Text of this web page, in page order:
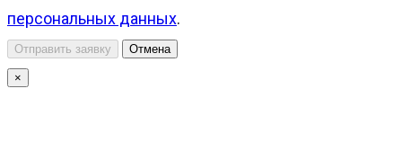
персональных данных.
Отправить заявку Отмена
×